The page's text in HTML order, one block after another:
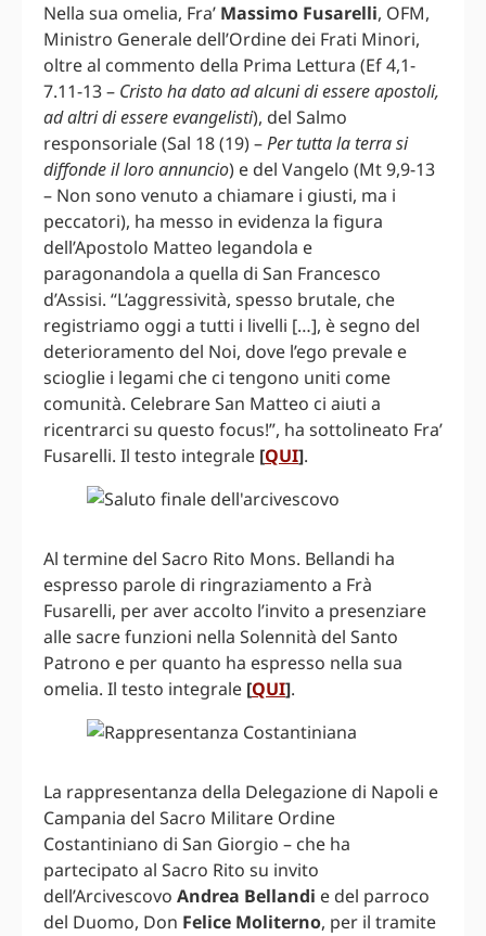
Nella sua omelia, Fra’ Massimo Fusarelli, OFM,
Ministro Generale dell’Ordine dei Frati Minori,
oltre al commento della Prima Lettura (Ef 4,1-
7.11-13 – Cristo ha dato ad alcuni di essere apostoli,
ad altri di essere evangelisti), del Salmo
responsoriale (Sal 18 (19) –Per tutta la terra si
diffonde il loro annuncio) e del Vangelo (Mt 9,9-13
– Non sono venuto a chiamare i giusti, ma i
peccatori), ha messo in evidenza la figura
dell’Apostolo Matteo legandola e
paragonandola a quella di San Francesco
d’Assisi. “L’aggressività, spesso brutale, che
registriamo oggi a tutti i livelli […], è segno del
deterioramento del Noi, dove l’ego prevale e
scioglie i legami che ci tengono uniti come
comunità. Celebrare San Matteo ci aiuti a
ricentrarci su questo focus!”, ha sottolineato Fra’
Fusarelli. Il testo integrale [QUI].
Al termine del Sacro Rito Mons. Bellandi ha
espresso parole di ringraziamento a Frà
Fusarelli, per aver accolto l’invito a presenziare
alle sacre funzioni nella Solennità del Santo
Patrono e per quanto ha espresso nella sua
omelia. Il testo integrale [QUI].
La rappresentanza della Delegazione di Napoli e
Campania del Sacro Militare Ordine
Costantiniano di San Giorgio – che ha
partecipato al Sacro Rito su invito
dell’Arcivescovo Andrea Bellandi e del parroco
del Duomo, Don Felice Moliterno, per il tramite